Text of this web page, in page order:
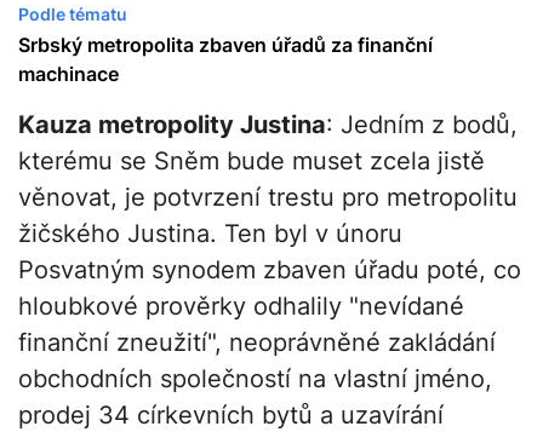
Podle tématu
Srbský metropolita zbaven úřadů za finanční
machinace
Kauza metropolity Justina: Jedním z bodů,
kterému se Sněm bude muset zcela jistě
věnovat, je potvrzení trestu pro metropolitu
žičského Justina. Ten byl v únoru
Posvatným synodem zbaven úřadu poté, co
hloubkové prověrky odhalily "nevídané
finanční zneužití", neoprávněné zakládání
obchodních společností na vlastní jméno,
prodej 34 církevních bytů a uzavírání